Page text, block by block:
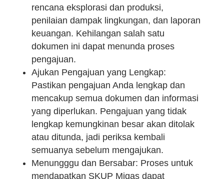
rencana eksplorasi dan produksi,
penilaian dampak lingkungan, dan laporan
keuangan. Kehilangan salah satu
dokumen ini dapat menunda proses
pengajuan.
Ajukan Pengajuan yang Lengkap:
Pastikan pengajuan Anda lengkap dan
mencakup semua dokumen dan informasi
yang diperlukan. Pengajuan yang tidak
lengkap kemungkinan besar akan ditolak
atau ditunda, jadi periksa kembali
semuanya sebelum mengajukan.
Menungggu dan Bersabar: Proses untuk
mendapatkan SKUP Migas dapat